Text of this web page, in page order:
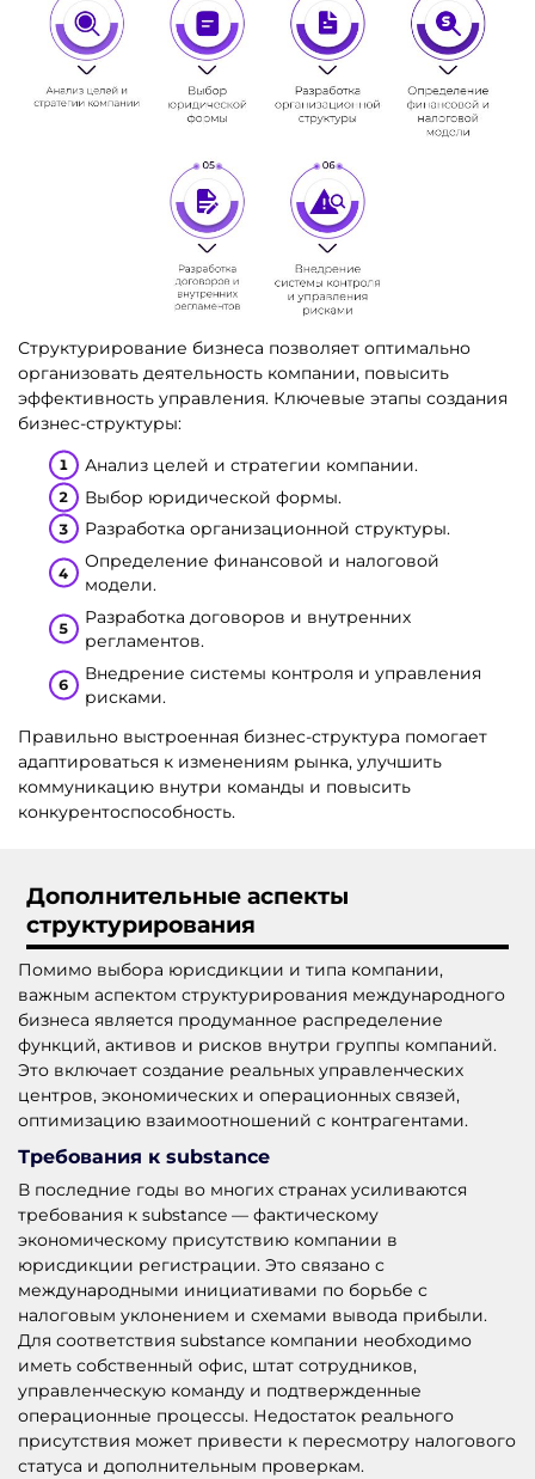
Структурирование бизнеса позволяет оптимально
организовать деятельность компании, повысить
эффективность управления. Ключевые этапы создания
бизнес-структуры:
Анализ целей и стратегии компании.
Выбор юридической формы.
Разработка организационной структуры.
Определение финансовой и налоговой
модели.
Разработка договоров и внутренних
регламентов.
Внедрение системы контроля и управления
рисками.
Правильно выстроенная бизнес-структура помогает
адаптироваться к изменениям рынка, улучшить
коммуникацию внутри команды и повысить
конкурентоспособность.
Дополнительные аспекты
структурирования
Помимо выбора юрисдикции и типа компании,
важным аспектом структурирования международного
бизнеса является продуманное распределение
функций, активов и рисков внутри группы компаний.
Это включает создание реальных управленческих
центров, экономических и операционных связей,
оптимизацию взаимоотношений с контрагентами.
Требования к substance
В последние годы во многих странах усиливаются
требования к substance — фактическому
экономическому присутствию компании в
юрисдикции регистрации. Это связано с
международными инициативами по борьбе с
налоговым уклонением и схемами вывода прибыли.
Для соответствия substance компании необходимо
иметь собственный офис, штат сотрудников,
управленческую команду и подтвержденные
операционные процессы. Недостаток реального
присутствия может привести к пересмотру налогового
статуса и дополнительным проверкам.